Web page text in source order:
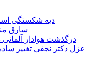
دیه شکستگی استخوان
۲ سارق
درگذشت هوادار آلمانی
عزل دکتر نجفی تغییر